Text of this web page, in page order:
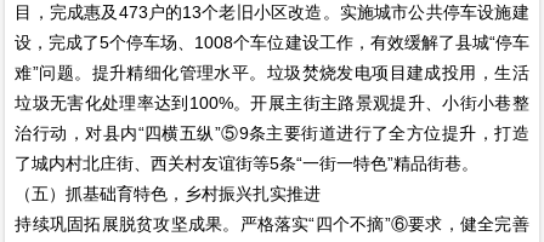
目，完成惠及473户的13个老旧小区改造。实施城市公共停车设施建
设，完成了5个停车场、1008个车位建设工作，有效缓解了县城“停车
难”问题。提升精细化管理水平。垃圾焚烧发电项目建成投用，生活
垃圾无害化处理率达到100%。开展主街主路景观提升、小街小巷整
治行动，对县内“四横五纵”⑤9条主要街道进行了全方位提升，打造
了城内村北庄街、西关村友谊街等5条“一街一特色”精品街巷。
（五）抓基础育特色，乡村振兴扎实推进
持续巩固拓展脱贫攻坚成果。严格落实“四个不摘”⑥要求，健全完善